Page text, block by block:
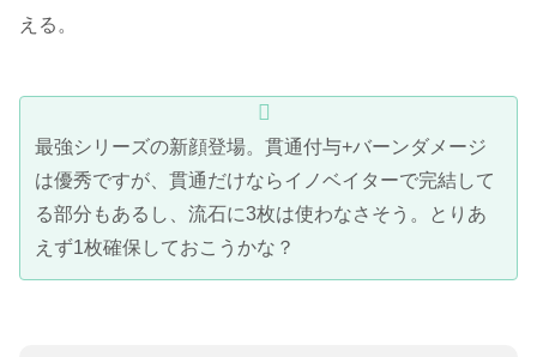
える。
最強シリーズの新顔登場。貫通付与+バーンダメージ
は優秀ですが、貫通だけならイノベイターで完結して
る部分もあるし、流石に3枚は使わなさそう。とりあ
えず1枚確保しておこうかな？